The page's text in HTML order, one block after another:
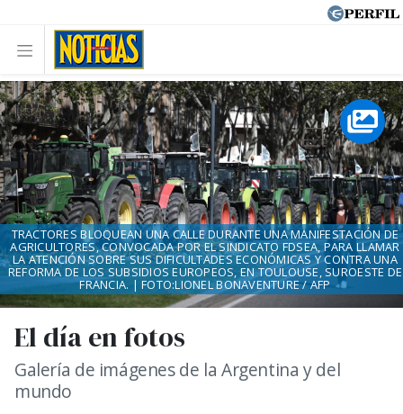
El día en fotos
Galería de imágenes de la Argentina y del
mundo
TRACTORES BLOQUEAN UNA CALLE DURANTE UNA MANIFESTACIÓN DE
AGRICULTORES, CONVOCADA POR EL SINDICATO FDSEA, PARA LLAMAR
LA ATENCIÓN SOBRE SUS DIFICULTADES ECONÓMICAS Y CONTRA UNA
REFORMA DE LOS SUBSIDIOS EUROPEOS, EN TOULOUSE, SUROESTE DE
FRANCIA. | FOTO:LIONEL BONAVENTURE / AFP